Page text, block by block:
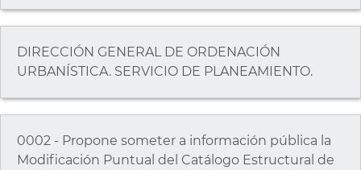
DIRECCIÓN GENERAL DE ORDENACIÓN
URBANÍSTICA. SERVICIO DE PLANEAMIENTO.
0002 - Propone someter a información pública la
Modificación Puntual del Catálogo Estructural de